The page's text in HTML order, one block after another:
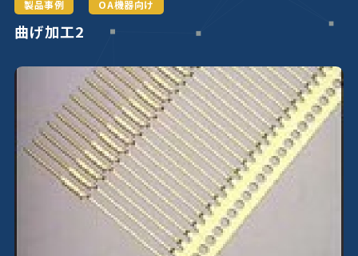
製品事例 OA機器向け
曲げ加工2